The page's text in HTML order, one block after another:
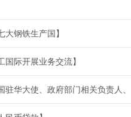
大钢铁生产国】
国际开展业务交流】
驻华大使、政府部门相关负责人